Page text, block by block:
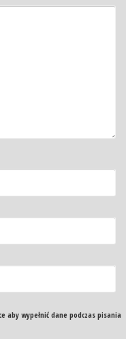
aby wypełnić dane podczas pisania